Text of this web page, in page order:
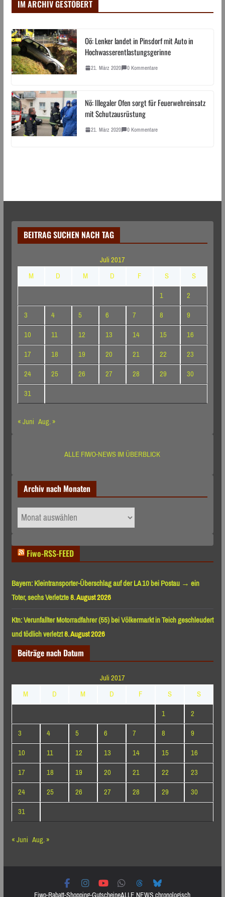
IM ARCHIV GESTÖBERT
Oö: Lenker landet in Pinsdorf mit Auto in
Hochwasserentlastungsgerinne
21. März 2020 0 Kommentare
Nö: Illegaler Ofen sorgt für Feuerwehreinsatz
mit Schutzausrüstung
21. März 2020 0 Kommentare
BEITRAG SUCHEN NACH TAG
Juli 2017
M
D M D F S
S
1
2
3
4 5 6 7 8
9
10
11 12 13 14 15
16
17
18 19 20 21 22
23
24
25 26 27 28 29
30
31
« Juni Aug. »
ALLE FIWO-NEWS IM ÜBERBLICK
Archiv nach Monaten
Archiv
nach
Fiwo-RSS-FEED
Bayern: Kleintransporter-Überschlag auf der LA 10 bei Postau → ein
Toter, sechs Verletzte8. August 2026
Ktn: Verunfallter Motorradfahrer (55) bei Völkermarkt in Teich geschleudert
und tödlich verletzt8. August 2026
Beiträge nach Datum
Juli 2017
M
D M D F S
S
1
2
3
4 5 6 7 8
9
10
11 12 13 14 15
16
17
18 19 20 21 22
23
24
25 26 27 28 29
30
31
« Juni Aug. »